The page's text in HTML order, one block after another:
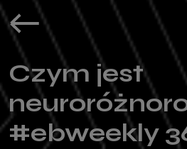
Czym jest
#ebweekly